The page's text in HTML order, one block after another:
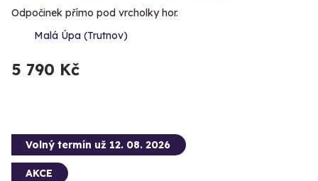
Odpočinek přímo pod vrcholky hor.
Malá Úpa (Trutnov)
5 790 Kč
Volný termín už 12. 08. 2026
AKCE